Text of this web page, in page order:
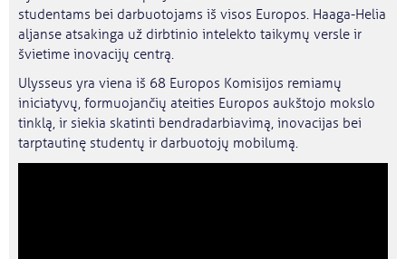
studentams bei darbuotojams iš visos Europos. Haaga-Helia
aljanse atsakinga už dirbtinio intelekto taikymų versle ir
švietime inovacijų centrą.
Ulysseus yra viena iš 68 Europos Komisijos remiamų
iniciatyvų, formuojančių ateities Europos aukštojo mokslo
tinklą, ir siekia skatinti bendradarbiavimą, inovacijas bei
tarptautinę studentų ir darbuotojų mobilumą.